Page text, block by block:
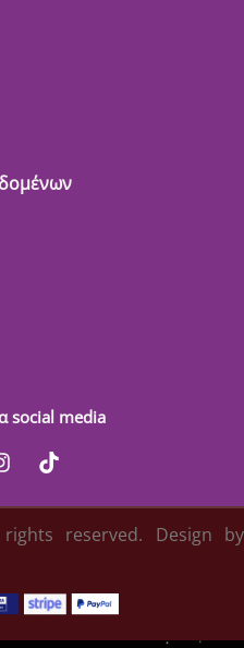
social media
reserved. Design by